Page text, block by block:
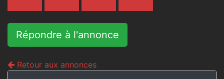
Répondre à l'annonce
Retour aux annonces